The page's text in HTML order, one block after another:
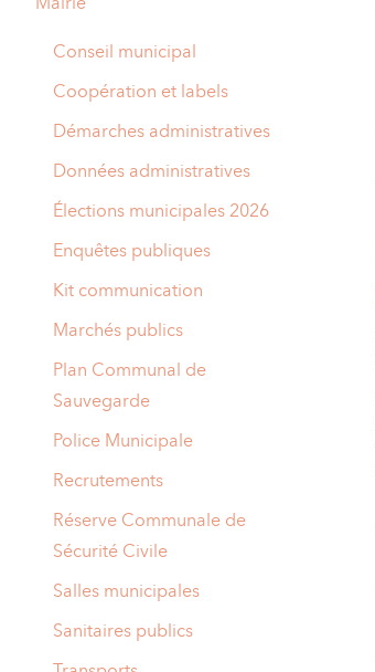
Conseil municipal
Coopération et labels
Démarches administratives
Données administratives
Élections municipales 2026
Enquêtes publiques
Kit communication
Marchés publics
Plan Communal de
Sauvegarde
Police Municipale
Recrutements
Réserve Communale de
Sécurité Civile
Salles municipales
Sanitaires publics